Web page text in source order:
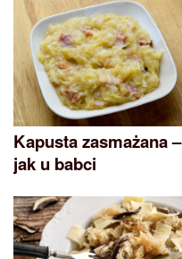
Kapusta zasmażana –
jak u babci